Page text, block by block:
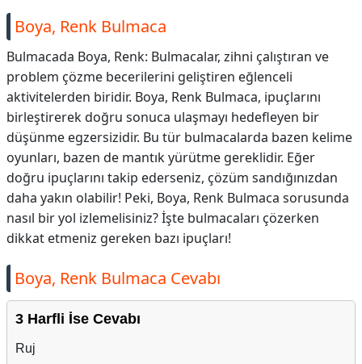
Boya, Renk Bulmaca
Bulmacada Boya, Renk: Bulmacalar, zihni çalıştıran ve
problem çözme becerilerini geliştiren eğlenceli
aktivitelerden biridir. Boya, Renk Bulmaca, ipuçlarını
birleştirerek doğru sonuca ulaşmayı hedefleyen bir
düşünme egzersizidir. Bu tür bulmacalarda bazen kelime
oyunları, bazen de mantık yürütme gereklidir. Eğer
doğru ipuçlarını takip ederseniz, çözüm sandığınızdan
daha yakın olabilir! Peki, Boya, Renk Bulmaca sorusunda
nasıl bir yol izlemelisiniz? İşte bulmacaları çözerken
dikkat etmeniz gereken bazı ipuçları!
Boya, Renk Bulmaca Cevabı
3 Harfli İse Cevabı
Ruj